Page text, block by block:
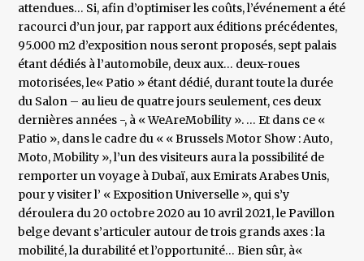
attendues… Si, afin d’optimiser les coûts, l’événement a été
racourci d’un jour, par rapport aux éditions précédentes,
95.000 m2 d’exposition nous seront proposés, sept palais
étant dédiés à l’automobile, deux aux… deux-roues
motorisées, le« Patio » étant dédié, durant toute la durée
du Salon – au lieu de quatre jours seulement, ces deux
dernières années -, à « WeAreMobility ». … Et dans ce «
Patio », dans le cadre du « « Brussels Motor Show : Auto,
Moto, Mobility », l’un des visiteurs aura la possibilité de
remporter un voyage à Dubaï, aux Emirats Arabes Unis,
pour y visiter l’ « Exposition Universelle », qui s’y
déroulera du 20 octobre 2020 au 10 avril 2021, le Pavillon
belge devant s’articuler autour de trois grands axes : la
mobilité, la durabilité et l’opportunité… Bien sûr, à«